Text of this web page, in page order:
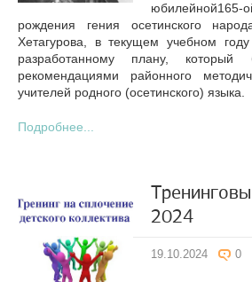
юбилейной165-
рождения гения осетинского
Хетагурова, в текущем учебном
разработанному плану,
рекомендациями районного
учителей родного (осетинского) языка.
Подробнее...
2024
19.10.2024 0